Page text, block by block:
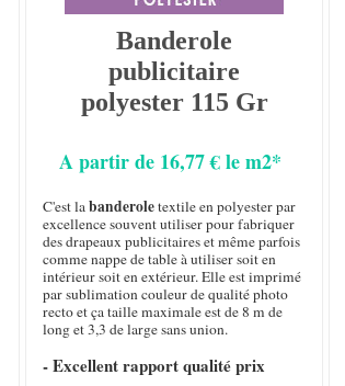
Banderole
publicitaire
polyester 115 Gr
A partir de 16,77 € le m2*
C'est labanderoletextile en polyester par
excellence souvent utiliser pour fabriquer
des drapeaux publicitaires et même parfois
comme nappe de table à utiliser soit en
intérieur soit en extérieur. Elle est imprimé
par sublimation couleur de qualité photo
recto et ça taille maximale est de 8 m de
long et 3,3 de large sans union.
- Excellent rapport qualité prix